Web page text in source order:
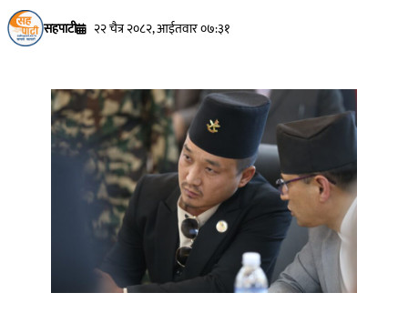
सहपाटी २२ चैत्र २०८२, आईतवार ०७:३१